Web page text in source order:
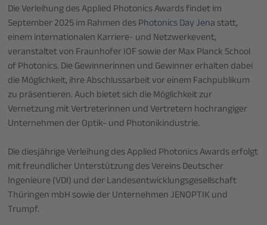
Die Verleihung des Applied Photonics Awards findet im
September 2025 im Rahmen desPhotonics Day Jenastatt,
einem internationalen Karriere- und Netzwerkevent,
veranstaltet von Fraunhofer IOF sowie der Max Planck School
of Photonics. Die Gewinnerinnen und Gewinner erhalten dabei
die Möglichkeit, ihre Abschlussarbeit vor einem Fachpublikum
zu präsentieren. Auch bietet sich die Möglichkeit zur
Vernetzung mit Vertreterinnen und Vertretern hochrangiger
Unternehmen der Optik- und Photonikindustrie.
Die diesjährige Verleihung des Applied Photonics Awards erfolgt
mit freundlicher Unterstützung des Vereins Deutscher
Ingenieure (VDI) und der Landesentwicklungsgesellschaft
Thüringen mbH sowie der Unternehmen JENOPTIK und
Trumpf.